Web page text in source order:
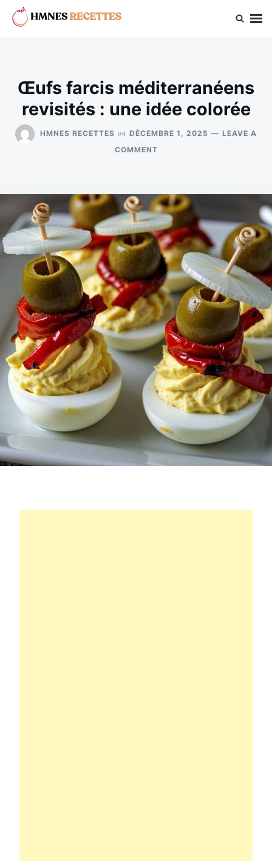
SkipSearch
for:
Œufs farcis méditerranéens
revisités : une idée colorée
HMNES RECETTES on DÉCEMBRE 1, 2025
LEAVE A
COMMENTON
REVISITÉS
:
UNE
IDÉE
COLORÉE